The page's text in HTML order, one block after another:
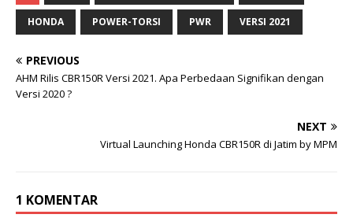
HONDA POWER-TORSI PWR VERSI 2021
PREVIOUS
AHM Rilis CBR150R Versi 2021. Apa Perbedaan Signifikan dengan
Versi 2020 ?
NEXT
Virtual Launching Honda CBR150R di Jatim by MPM
1 KOMENTAR